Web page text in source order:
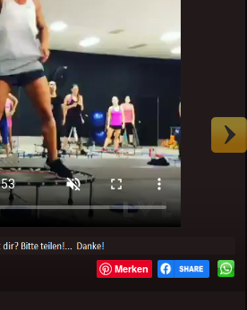
Merken